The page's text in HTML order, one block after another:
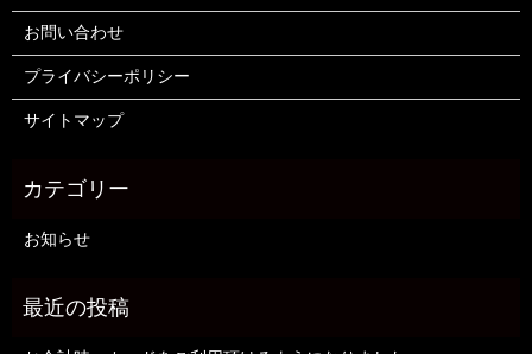
お問い合わせ
プライバシーポリシー
サイトマップ
お知らせ